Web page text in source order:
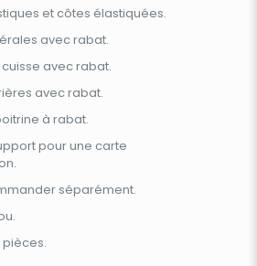
et côtes élastiquées.
avec rabat.
avec rabat.
avec rabat.
à rabat.
pour une carte
séparément.
pièces.